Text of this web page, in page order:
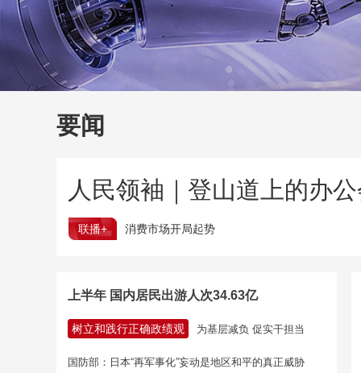
要闻
人民领袖｜登山道上的办
联播+ 消费市场开局起势
上半年 国内居民出游人次34.63亿
树立和践行正确政绩观 为基层减负 促实干担当
国防部：日本“再军事化”妄动是地区和平的真正威胁